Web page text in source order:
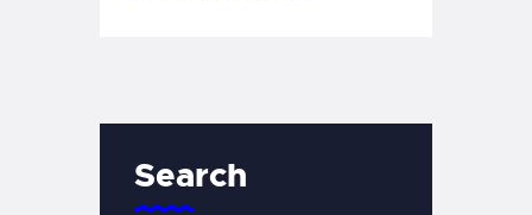
Search